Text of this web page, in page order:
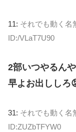
11: それでも動く名
ID:/VLaT7U90
2部いつやるんや
早よお出ししろ
31: それでも動く名
ID:ZUZbTFYW0